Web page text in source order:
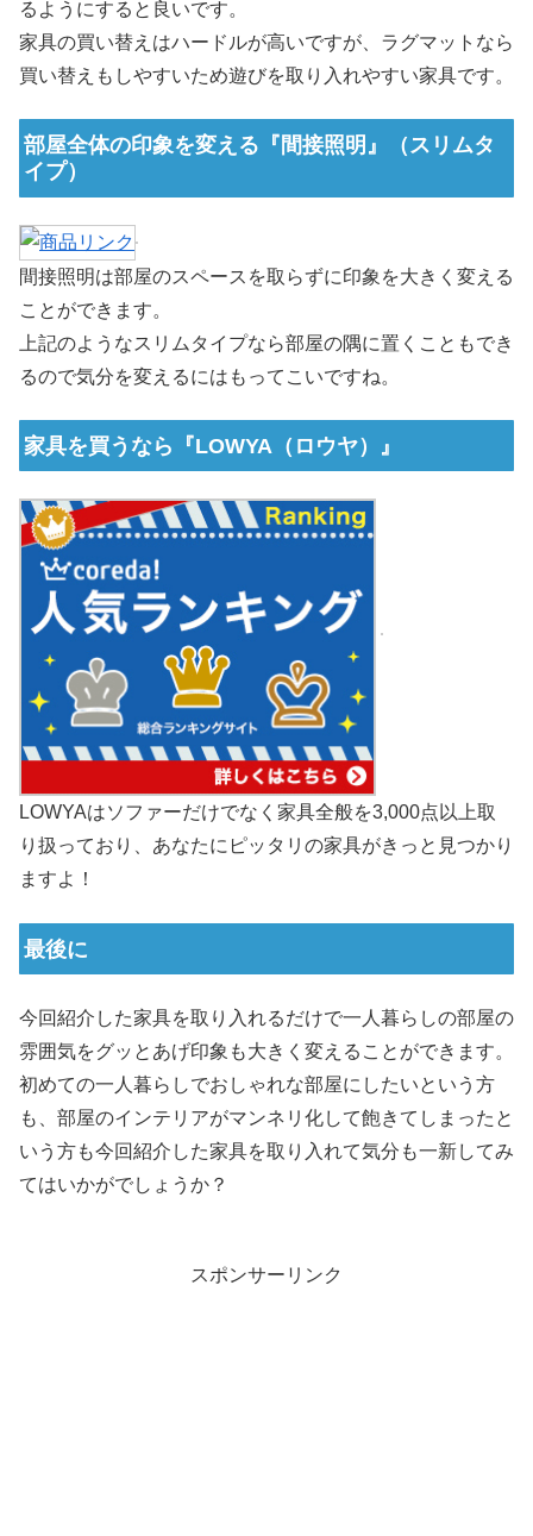
るようにすると良いです。
家具の買い替えはハードルが高いですが、ラグマットなら
買い替えもしやすいため遊びを取り入れやすい家具です。
部屋全体の印象を変える『間接照明』（スリムタ
イプ）
間接照明は部屋のスペースを取らずに印象を大きく変える
ことができます。
上記のようなスリムタイプなら部屋の隅に置くこともでき
るので気分を変えるにはもってこいですね。
家具を買うなら『LOWYA（ロウヤ）』
LOWYAはソファーだけでなく家具全般を3,000点以上取
り扱っており、あなたにピッタリの家具がきっと見つかり
ますよ！
最後に
今回紹介した家具を取り入れるだけで一人暮らしの部屋の
雰囲気をグッとあげ印象も大きく変えることができます。
初めての一人暮らしでおしゃれな部屋にしたいという方
も、部屋のインテリアがマンネリ化して飽きてしまったと
いう方も今回紹介した家具を取り入れて気分も一新してみ
てはいかがでしょうか？
スポンサーリンク